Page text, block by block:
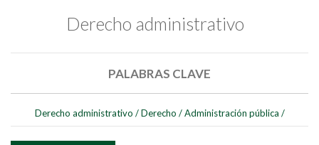
Derecho administrativo
PALABRAS CLAVE
Derecho administrativo / Derecho / Administración pública /